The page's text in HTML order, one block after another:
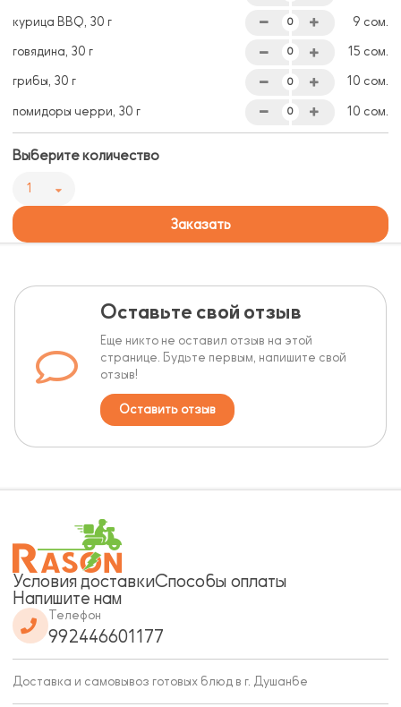
курица BBQ, 30 г 9 сом.
говядина, 30 г 15 сом.
грибы, 30 г 10 сом.
помидоры черри, 30 г 10 сом.
Выберите количество
1
Заказать
Оставьте свой отзыв
Еще никто не оставил отзыв на этой
странице. Будьте первым, напишите свой
отзыв!
Оставить отзыв
Условия доставкиСпособы оплаты
Напишите нам
Телефон
992446601177
Доставка и самовывоз готовых блюд в г. Душанбе